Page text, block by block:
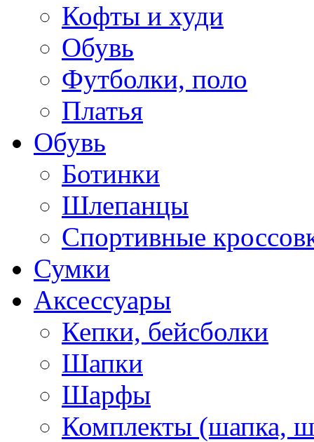
Кофты и худи
Обувь
Футболки, поло
Платья
Обувь
Ботинки
Шлепанцы
Спортивные
Сумки
Аксессуары
Кепки, бейсболки
Шапки
Шарфы
Комплекты (шапка,